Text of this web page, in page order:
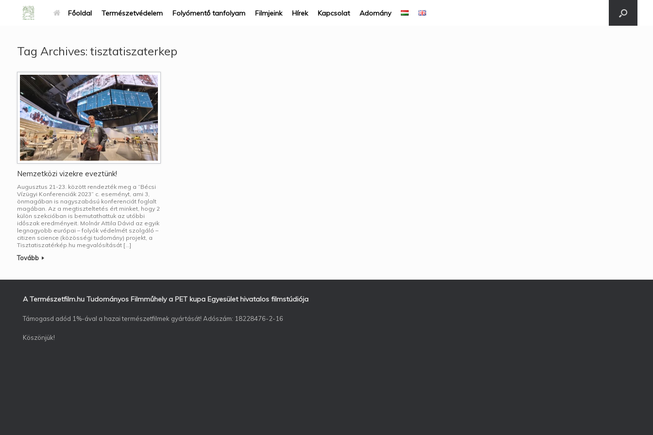
Főoldal Természetvédelem Folyómentő tanfolyam Filmjeink Hírek Kapcsolat Adomány
Tag Archives:tisztatiszaterkep
Nemzetközi vizekre eveztünk!
Augusztus 21-23. között rendezték meg a “Bécsi
Vízügyi Konferenciák 2023” c. eseményt, ami 3,
önmagában is nagyszabású konferenciát foglalt
magában. Az a megtiszteltetés ért minket, hogy 2
külön szekcióban is bemutathattuk az utóbbi
időszak eredményeit. Molnár Attila Dávid az egyik
legnagyobb európai – folyók védelmét szolgáló –
citizen science (közösségi tudomány) projekt, a
Tisztatiszatérkép.hu megvalósítását […]
Tovább
A Természetfilm.hu Tudományos Filmműhely a PET kupa Egyesület hivatalos filmstúdiója
Támogasd adód 1%-ával a hazai természetfilmek gyártását! Adószám: 18228476-2-16
Köszönjük!